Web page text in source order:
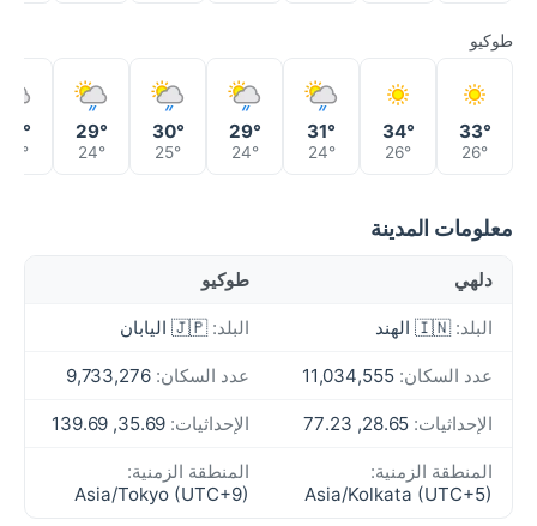
طوكيو
33°
26°
34°
26°
31°
24°
29°
24°
30°
25°
29°
24°
24°
معلومات المدينة
دلهي طوكيو
البلد: 🇮🇳 الهند البلد: 🇯🇵 اليابان
عدد السكان: عدد السكان:
الإحداثيات: الإحداثيات:
المنطقة الزمنية:
Asia/Kolkata (UTC+5)
المنطقة الزمنية:
Asia/Tokyo (UTC+9)